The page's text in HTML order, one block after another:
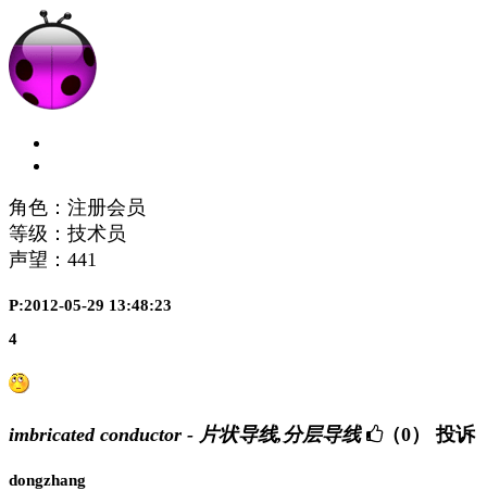
角色：注册会员
等级：技术员
声望： 441
P:2012-05-29 13:48:23
4
imbricated conductor - 片状导线,分层导线 （0） 投诉
dongzhang